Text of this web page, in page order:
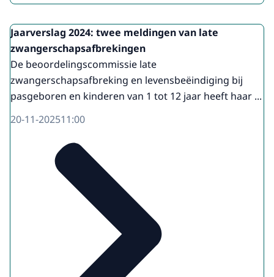
Jaarverslag 2024: twee meldingen van late
zwangerschapsafbrekingen
De beoordelingscommissie late
zwangerschapsafbreking en levensbeëindiging bij
pasgeboren en kinderen van 1 tot 12 jaar heeft haar ...
20-11-202511:00